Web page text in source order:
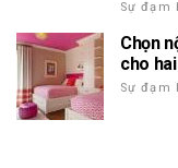
Sự đạm
Chọn
cho
Sự đạm